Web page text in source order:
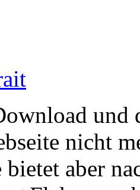
und
nicht
bietet aber